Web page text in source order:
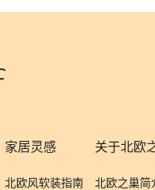
家居灵感
北欧风软装指南
关于北欧
北欧之巢简